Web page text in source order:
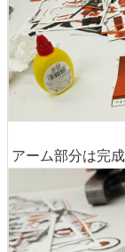
アーム部分は完